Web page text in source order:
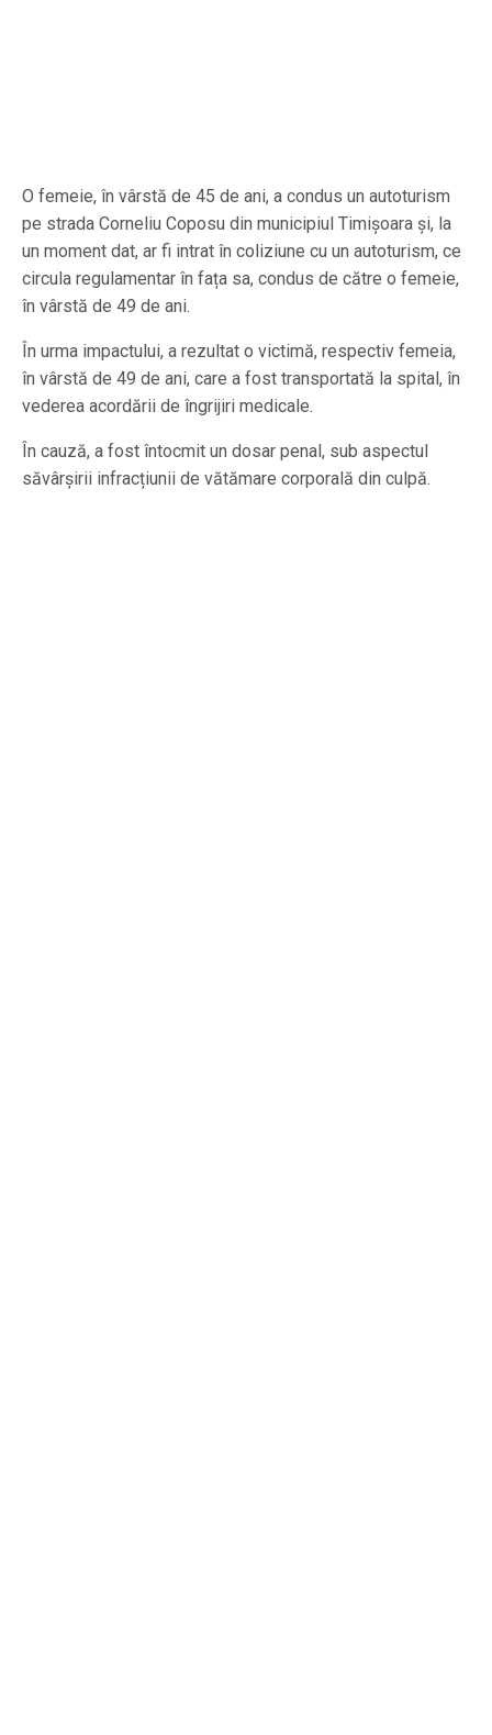
O femeie, în vârstă de 45 de ani, a condus un autoturism
pe strada Corneliu Coposu din municipiul Timișoara și, la
un moment dat, ar fi intrat în coliziune cu un autoturism, ce
circula regulamentar în fața sa, condus de către o femeie,
în vârstă de 49 de ani.
În urma impactului, a rezultat o victimă, respectiv femeia,
în vârstă de 49 de ani, care a fost transportată la spital, în
vederea acordării de îngrijiri medicale.
În cauză, a fost întocmit un dosar penal, sub aspectul
săvârșirii infracțiunii de vătămare corporală din culpă.